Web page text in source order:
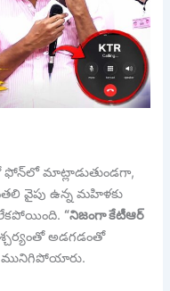
మాట్లాడుతుండగా,
వైపు ఉన్న మహిళకు
“నిజంగా కేటీఆర్
అడగడంతో
మునిగిపోయారు.